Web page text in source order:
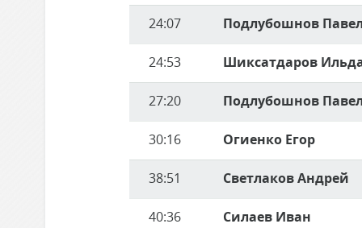
24:07 Подлубошнов Павел
24:53 Шиксатдаров
27:20 Подлубошнов Павел
30:16 Огиенко Егор
38:51 Светлаков Андрей
40:36 Силаев Иван